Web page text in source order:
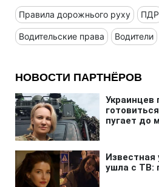
Правила дорожнього руху ПДР
Водительские права Водители